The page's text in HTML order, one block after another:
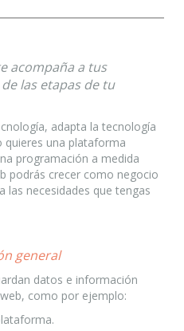
acompaña a tus
las etapas de tu
adapta la tecnología
quieres una plataforma
programación a medida
podrás crecer como negocio
las necesidades que tengas
general
datos e información
como por ejemplo: